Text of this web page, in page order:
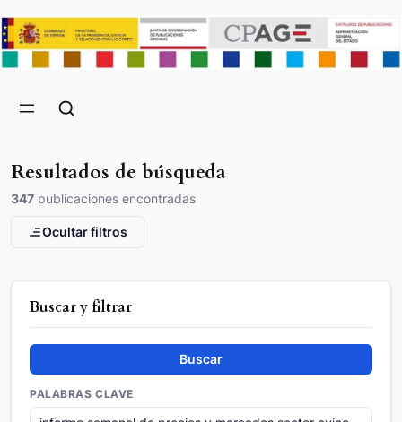
Resultados de búsqueda
347 publicaciones encontradas
Ocultar filtros
Buscar y filtrar
Buscar
PALABRAS CLAVE